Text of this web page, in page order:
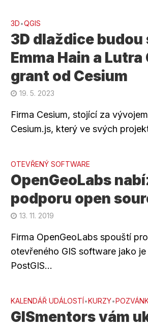
3D•QGIS
3D dlaždice budou
Emma Hain a
grant od Cesium
19. 5. 2023
Firma Cesium, stojící za
Cesium.js, který ve svých
OTEVŘENÝ SOFTWARE
OpenGeoLabs
podporu open
13. 11. 2019
Firma OpenGeoLabs spouští
otevřeného GIS software jako je
PostGIS...
KALENDÁŘ UDÁLOSTÍ•KURZY•
GISmentors vám